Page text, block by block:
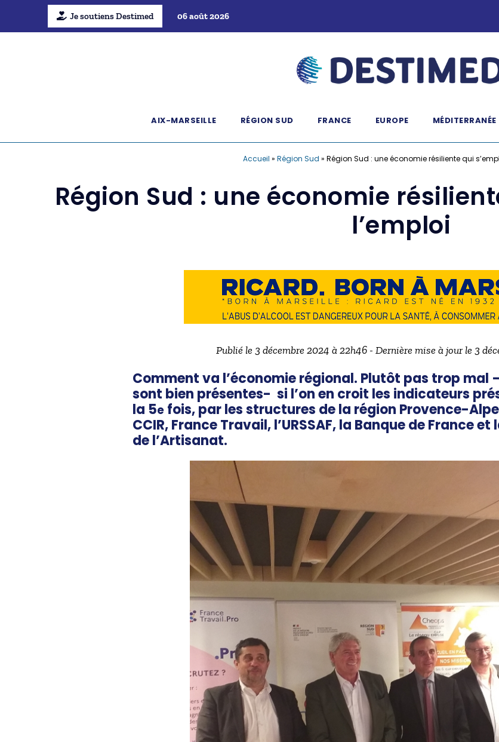
Je soutiens Destimed 06 août 2026
AIX-MARSEILLE RÉGION SUD FRANCE EUROPE MÉDITERRANÉE
Accueil » Région Sud » Région Sud : une économie résiliente qui
Région Sud : une économie
l’emploi
Publié le 3 décembre 2024 à 22h46 - Dernière mise à jour le 3
Comment va l’économie régional. Plutôt pas trop mal
sont bien présentes- si l’on en croit les indicateurs
la 5e fois, par les structures de la région Provence-
CCIR, France Travail, l’URSSAF, la Banque de France
de l’Artisanat.